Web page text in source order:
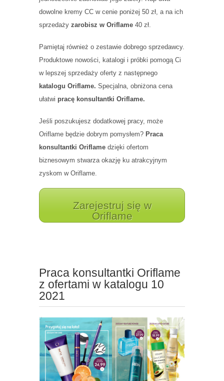
dowolne kremy CC w cenie poniżej 50 zł, a na ich
sprzedaży zarobisz w Oriflame 40 zł.
Pamiętaj również o zestawie dobrego sprzedawcy.
Produktowe nowości, katalogi i próbki pomogą Ci
w lepszej sprzedaży oferty z następnego
katalogu Oriflame. Specjalna, obniżona cena
ułatwi pracę konsultantki Oriflame.
Jeśli poszukujesz dodatkowej pracy, może
Oriflame będzie dobrym pomysłem? Praca
konsultantki Oriflame dzięki ofertom
biznesowym stwarza okazję ku atrakcyjnym
zyskom w Oriflame.
Zarejestruj się w
Oriflame
Praca konsultantki Oriflame
z ofertami w katalogu 10
2021